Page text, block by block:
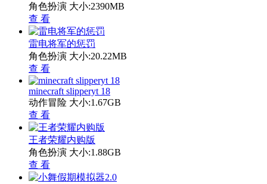
角色扮演 大小:2390MB
查 看
雷电将军的惩罚
角色扮演 大小:20.22MB
查 看
minecraft slipperyt 18
动作冒险 大小:1.67GB
查 看
王者荣耀内购版
角色扮演 大小:1.88GB
查 看